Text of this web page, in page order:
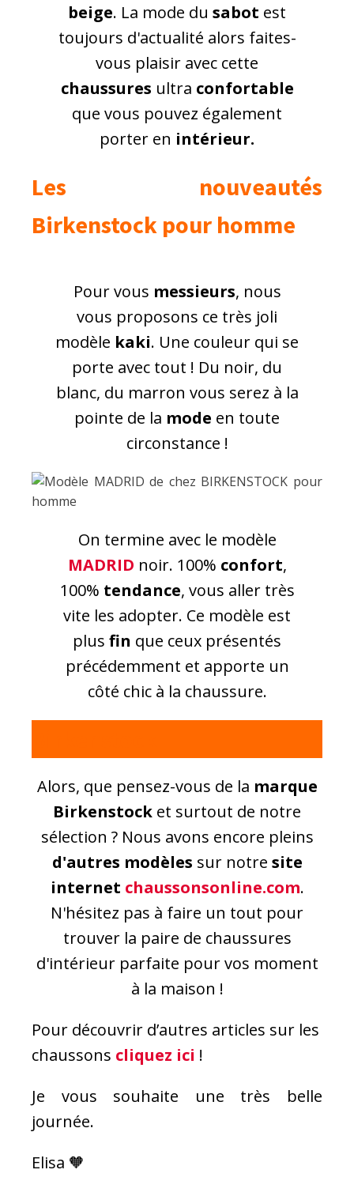
beige. La mode du sabot est
toujours d'actualité alors faites-
vous plaisir avec cette
chaussures ultra confortable
que vous pouvez également
porter en intérieur.
Les nouveautés
Birkenstock pour homme
Pour vous messieurs, nous
vous proposons ce très joli
modèle kaki. Une couleur qui se
porte avec tout ! Du noir, du
blanc, du marron vous serez à la
pointe de la mode en toute
circonstance !
On termine avec le modèle
MADRID noir. 100% confort,
100% tendance, vous aller très
vite les adopter. Ce modèle est
plus fin que ceux présentés
précédemment et apporte un
côté chic à la chaussure.
Alors, que pensez-vous de la marque
Birkenstock et surtout de notre
sélection ? Nous avons encore pleins
d'autres modèles sur notre site
internet chaussonsonline.com.
N'hésitez pas à faire un tout pour
trouver la paire de chaussures
d'intérieur parfaite pour vos moment
à la maison !
Pour découvrir d’autres articles sur les
chaussons cliquez ici !
Je vous souhaite une très belle
journée.
Elisa 🧡